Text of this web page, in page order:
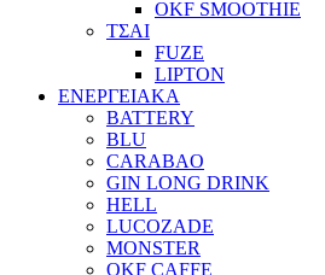
OKF SMOOTHIE
ΤΣΑΙ
FUZE
LIPTON
ΕΝΕΡΓΕΙΑΚΑ
BATTERY
BLU
CARABAO
GIN LONG DRINK
HELL
LUCOZADE
MONSTER
OKF CAFFE